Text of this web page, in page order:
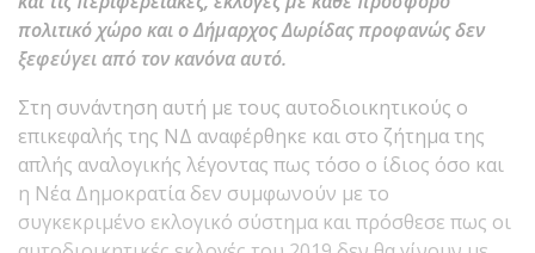
πολιτικό χώρο και ο Δήμαρχος Δωρίδας προφανώς δεν
ξεφεύγει από τον κανόνα αυτό.
Στη συνάντηση αυτή με τους αυτοδιοικητικούς ο
επικεφαλής της ΝΔ αναφέρθηκε και στο ζήτημα της
απλής αναλογικής λέγοντας πως τόσο ο ίδιος όσο και
η Νέα Δημοκρατία δεν συμφωνούν με το
συγκεκριμένο εκλογικό σύστημα και πρόσθεσε πως οι